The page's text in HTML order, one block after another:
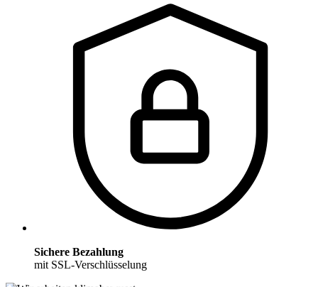
Sichere Bezahlung
mit SSL-Verschlüsselung